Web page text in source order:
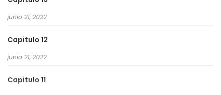
junio 21, 2022
Capitulo 12
junio 21, 2022
Capitulo 11